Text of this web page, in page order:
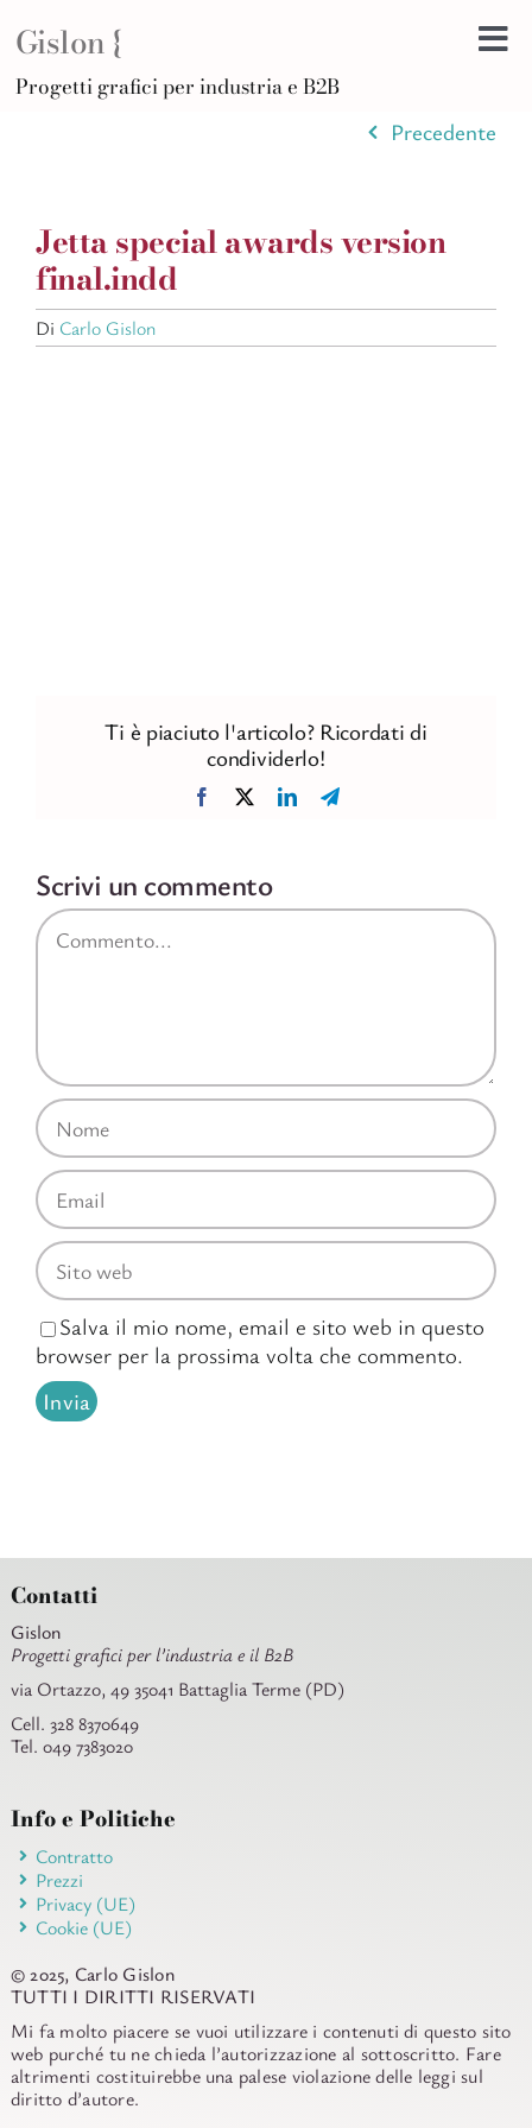
Gislon {
Progetti grafici per industria e B2B
Precedente
Jetta special awards version
final.indd
Di Carlo Gislon
Ti è piaciuto l'articolo? Ricordati di
condividerlo!
Facebook LinkedInTelegram
Scrivi un commento
Commento
Salva il mio nome, email e sito web in questo
browser per la prossima volta che commento.
Contatti
Gislon
Progetti grafici per l’industria e il B2B
via Ortazzo, 49 35041 Battaglia Terme (PD)
Cell. 328 8370649
Tel. 049 7383020
Info e Politiche
Contratto
Prezzi
Privacy (UE)
Cookie (UE)
© 2025, Carlo Gislon
TUTTI I DIRITTI RISERVATI
Mi fa molto piacere se vuoi utilizzare i contenuti di questo sito
web purché tu ne chieda l’autorizzazione al sottoscritto. Fare
altrimenti costituirebbe una palese violazione delle leggi sul
diritto d’autore.